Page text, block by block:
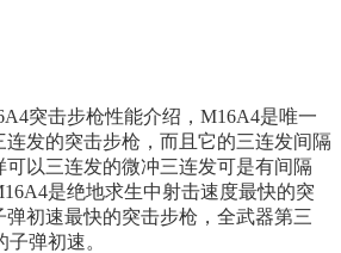
突击步枪性能介绍，M16A4是唯一
发的突击步枪，而且它的三连发间隔
可以三连发的微冲三连发可是有间隔
是绝地求生中射击速度最快的突
初速最快的突击步枪，全武器第三
弹初速。